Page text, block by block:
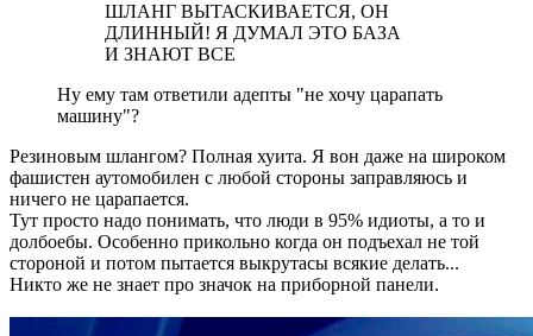
ШЛАНГ ВЫТАСКИВАЕТСЯ, ОН
ДЛИННЫЙ! Я ДУМАЛ ЭТО БАЗА
И ЗНАЮТ ВСЕ
Ну ему там ответили адепты "не хочу царапать
машину"?
Резиновым шлангом? Полная хуита. Я вон даже на широком
фашистен аутомобилен с любой стороны заправляюсь и
ничего не царапается.
Тут просто надо понимать, что люди в 95% идиоты, а то и
долбоебы. Особенно прикольно когда он подъехал не той
стороной и потом пытается выкрутасы всякие делать...
Никто же не знает про значок на приборной панели.